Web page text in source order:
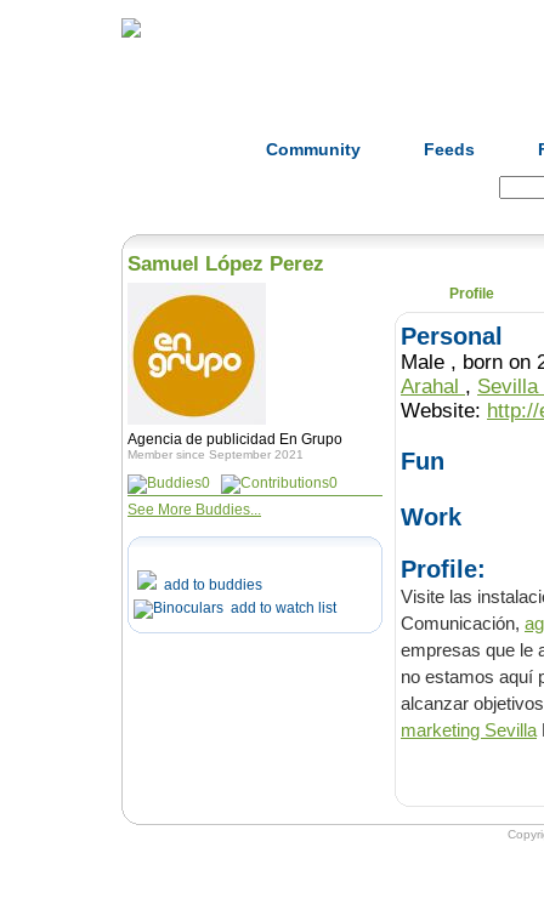
Community Feeds
Samuel López Perez
Agencia de publicidad En Grupo
Member since September 2021
0
0
See More Buddies...
add to buddies
add to watch list
Profile
Personal
Male , born
Arahal , Sevilla
Website: http://
Fun
Work
Profile:
Visite las
Comunicación,
empresas que le
no estamos aquí para hacer
alcanzar
marketing Sevilla